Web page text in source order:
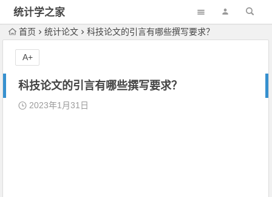
统计学之家
首页 统计论文 科技论文的引言有哪些撰写要求？
科技论文的引言有哪些撰写要求？
2023年1月31日
A+